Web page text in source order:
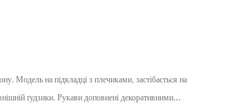
Модель на підкладці з плечиками, застібається на
ґудзики. Рукави доповнені декоративними